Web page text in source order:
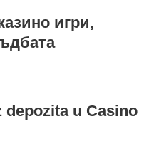
игри,
depozita u Casino